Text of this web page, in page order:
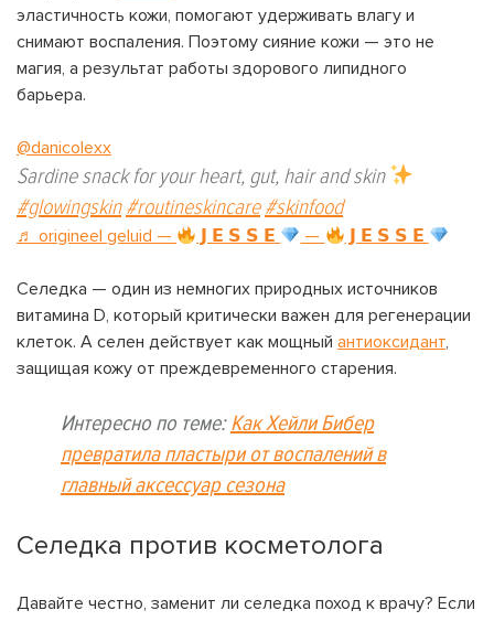
эластичность кожи, помогают удерживать влагу и
снимают воспаления. Поэтому сияние кожи — это не
магия, а результат работы здорового липидного
барьера.
@danicolexx
Sardine snack for your heart, gut, hair and skin
#glowingskin #routineskincare #skinfood
♬ origineel geluid — 𝗝 𝗘 𝗦 𝗦 𝗘 — 𝗝 𝗘 𝗦 𝗦 𝗘
Селедка — один из немногих природных источников
витамина D, который критически важен для регенерации
клеток. А селен действует как мощный антиоксидант,
защищая кожу от преждевременного старения.
Интересно по теме:Как Хейли Бибер
превратила пластыри от воспалений в
главный аксессуар сезона
Селедка против косметолога
Давайте честно, заменит ли селедка поход к врачу? Если